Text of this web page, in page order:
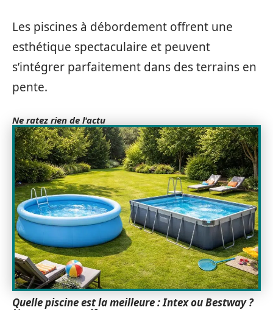
Les piscines à débordement offrent une
esthétique spectaculaire et peuvent
s’intégrer parfaitement dans des terrains en
pente.
Ne ratez rien de l'actu
Quelle piscine est la meilleure : Intex ou Bestway ?